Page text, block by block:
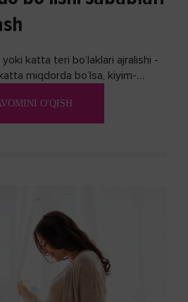
katta teri bo’laklari ajralishi -
miqdorda bo’lsa, kiyim-
O'QISH